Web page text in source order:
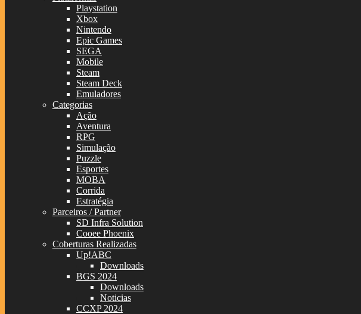
Playstation
Xbox
Nintendo
Epic Games
SEGA
Mobile
Steam
Steam Deck
Emuladores
Categorias
Ação
Aventura
RPG
Simulação
Puzzle
Esportes
MOBA
Corrida
Estratégia
Parceiros / Partner
SD Infra Solution
Cooee Phoenix
Coberturas Realizadas
Up!ABC
Downloads
BGS 2024
Downloads
Noticias
CCXP 2024